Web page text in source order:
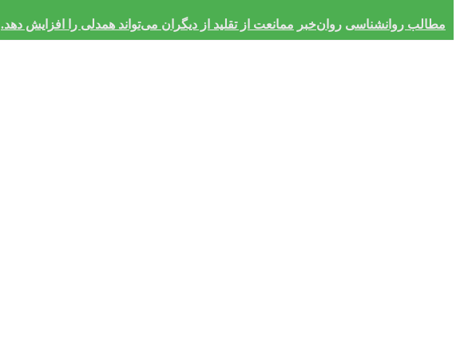
مطالب روانشناسی روان‌خبر ممانعت از تقلید از دیگران می‌تواند همدلی را افزایش دهد.